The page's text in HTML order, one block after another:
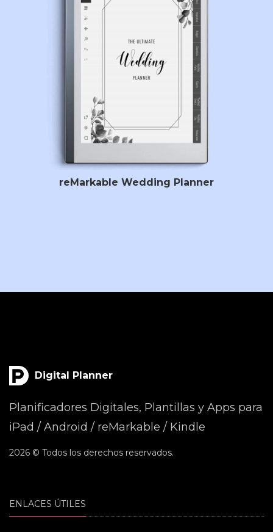
reMarkable Wedding Planner
Digital Planner
Planificadores Digitales, Plantillas y Apps para
iPad / Android / reMarkable / Kindle
2026 © Todos los derechos reservados.
ENLACES ÚTILES